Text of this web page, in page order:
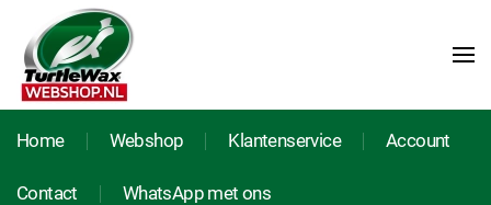
Home Webshop Klantenservice Account
Contact WhatsApp met ons